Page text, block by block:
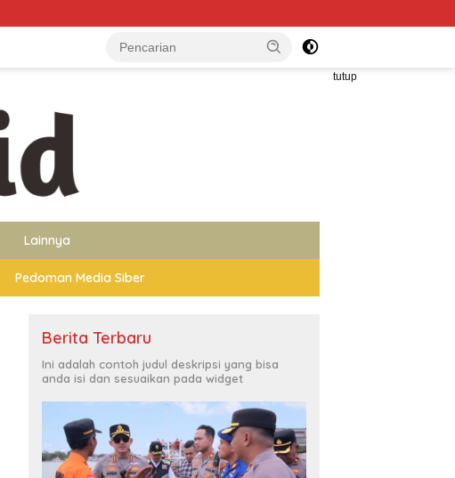
tutup
Lainnya
Pedoman Media Siber
Berita Terbaru
Ini adalah contoh judul deskripsi yang bisa
anda isi dan sesuaikan pada widget